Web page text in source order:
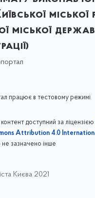
міської
міської
працює в тестовому режимі
доступний за ліцензією
Attribution 4.0
зазначено інше
Києва 2021